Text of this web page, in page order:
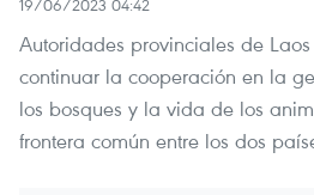
19/06/2023 04:42
Autoridades provinciales de
continuar la cooperación en la
los bosques y la vida de los
frontera común entre los dos